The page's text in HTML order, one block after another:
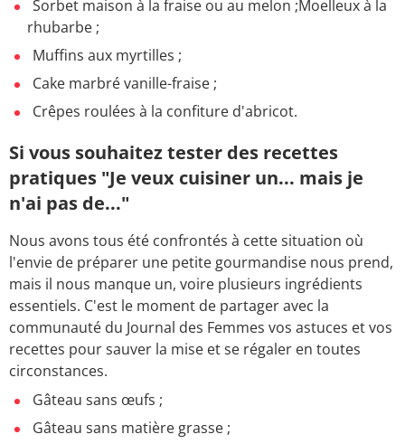
Sorbet maison à la fraise ou au melon ;Moelleux à la
rhubarbe ;
Muffins aux myrtilles ;
Cake marbré vanille-fraise ;
Crêpes roulées à la confiture d'abricot.
Si vous souhaitez tester des recettes
pratiques "Je veux cuisiner un... mais je
n'ai pas de..."
Nous avons tous été confrontés à cette situation où
l'envie de préparer une petite gourmandise nous prend,
mais il nous manque un, voire plusieurs ingrédients
essentiels. C'est le moment de partager avec la
communauté du Journal des Femmes vos astuces et vos
recettes pour sauver la mise et se régaler en toutes
circonstances.
Gâteau sans œufs ;
Gâteau sans matière grasse ;